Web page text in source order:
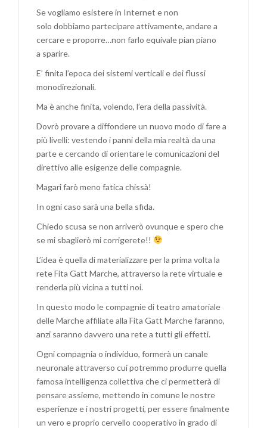
Se vogliamo esistere in Internet e non
solo dobbiamo partecipare attivamente, andare a
cercare e proporre…non farlo equivale pian piano
a sparire.
E’ finita l’epoca dei sistemi verticali e dei flussi
monodirezionali.
Ma è anche finita, volendo, l’era della passività.
Dovrò provare a diffondere un nuovo modo di fare a
più livelli: vestendo i panni della mia realtà da una
parte e cercando di orientare le comunicazioni del
direttivo alle esigenze delle compagnie.
Magari farò meno fatica chissà!
In ogni caso sarà una bella sfida.
Chiedo scusa se non arriverò ovunque e spero che
se mi sbaglierò mi corrigerete!!
L’idea è quella di materializzare per la prima volta la
rete Fita Gatt Marche, attraverso la rete virtuale e
renderla più vicina a tutti noi.
In questo modo le compagnie di teatro amatoriale
delle Marche affiliate alla Fita Gatt Marche faranno,
anzi saranno davvero una rete a tutti gli effetti.
Ogni compagnia o individuo, formerà un canale
neuronale attraverso cui potremmo produrre quella
famosa intelligenza collettiva che ci permetterà di
pensare assieme, mettendo in comune le nostre
esperienze e i nostri progetti, per essere finalmente
un vero e proprio cervello cooperativo in grado di